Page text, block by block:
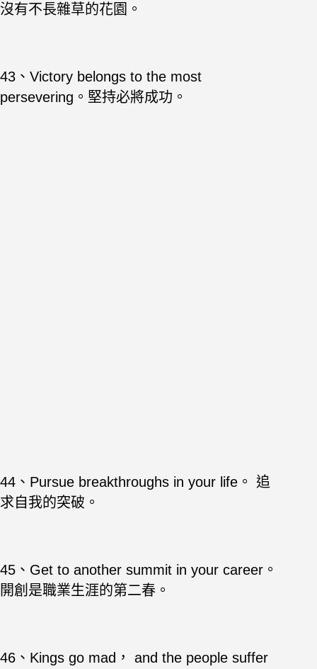
沒有不長雜草的花園。
43、Victory belongs to the most
persevering。堅持必將成功。
44、Pursue breakthroughs in your life。 追
求自我的突破。
45、Get to another summit in your career。
開創是職業生涯的第二春。
46、Kings go mad， and the people suffer